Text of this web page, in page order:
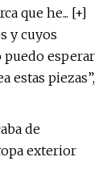
que he... [+]
y cuyos
esperar
estas piezas”,
de
exterior